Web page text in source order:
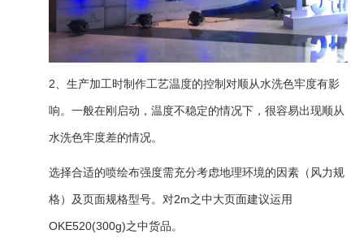
2、生产加工时制作工艺温度的控制对顺从水洗色牢度有影
响。一般在刚启动，温度不稳定的情况下，很容易出现顺从
水洗色牢度差的情况。
选择合适的喷绘布强度需充分考虑地理环境的因素（风力规
格）及页面规格型号。对2m之中大页面建议运用
OKE520(300g)之中货品。